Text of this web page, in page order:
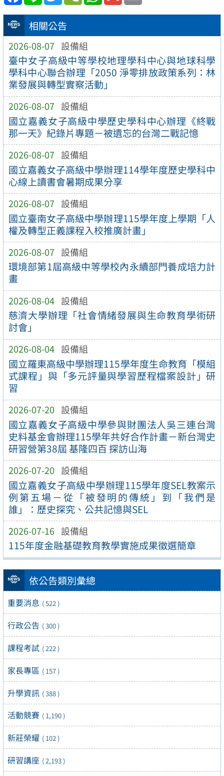
相關公告
2026-08-07 設備組
臺中女子高級中等學校地理學科中心與地球科學
學科中心聯合辦理「2050 淨零排放政策系列：林
業發展與轉型實察活動」
2026-08-07 設備組
國立嘉義女子高級中學歷史學科中心辦理《終戰
那一天》紀錄片專題－被遺忘的台灣二戰記憶
2026-08-07 設備組
國立嘉義女子高級中學辦理114學年度歷史學科中
心線上讀書會暑期成果分享
2026-08-07 設備組
國立臺南女子高級中學辦理115學年度上學期「人
權及轉型正義課程入校推廣計畫」
2026-08-07 設備組
環境部第1屆高級中等學校內永續部門養成培力計
畫
2026-08-04 設備組
慈濟大學辦理「社會情緒發展與生命教育學術研
討會」
2026-08-04 設備組
國立羅東高級中學辦理115學年度生命教育「模組
式課程」與「多元評量與學習歷程檔案設計」研
習
2026-07-20 設備組
國立嘉義女子高級中學參與財團法人吳三連台灣
史料基金會辦理115學年共好合作計畫－新台灣史
研習營第38屆 基隆四百 探訪山海
2026-07-20 設備組
國立嘉義女子高級中學辦理115學年度SEL教案示
例第五場－從「被發明的傳統」到「我們是
誰」：歷史探究、公共記憶與SEL
2026-07-16 設備組
115年度金融基礎教育教學實施成果徵選簡章
依公告類別彙總
重要消息 ( 522 )
行政公告 ( 300 )
課程考試 ( 222 )
家長專區 ( 157 )
升學資訊 ( 388 )
活動競賽 ( 1,190 )
新莊榮耀 ( 102 )
研習講座 ( 2,193 )